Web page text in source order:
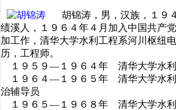
胡锦涛，男，汉族，１９
绩溪人，１９６４年４月加入中国共产
加工作，清华大学水利工程系河川枢纽
历，工程师。
１９５９—１９６４年 清华大学水利
１９６４—１９６５年 清华大学水利
治辅导员
１９６５—１９６８年 清华大学水利